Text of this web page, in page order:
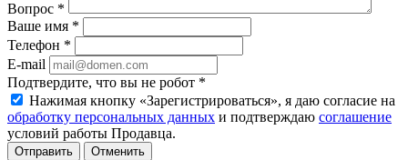
Вопрос *
Ваше имя *
Телефон *
E-mail
Подтвердите, что вы не робот *
Нажимая кнопку «Зарегистрироваться», я даю согласие на
обработку персональных данных и подтверждаю соглашение
условий работы Продавца.
Отменить